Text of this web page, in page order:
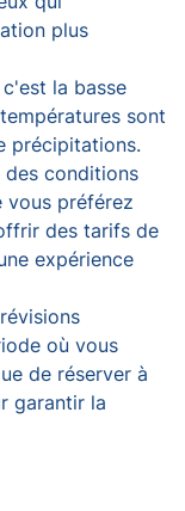
plus
la basse
sont
précipitations.
des conditions
vous préférez
des tarifs de
expérience
où vous
de réserver à
garantir la